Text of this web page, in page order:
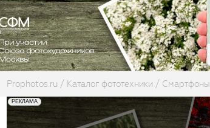
Prophotos.ru Каталог фототехники Смартфоны